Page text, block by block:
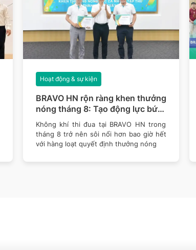
BRAVO HN rộn ràng khen thưởng
nóng tháng 8: Tạo động lực bứt
phá mục tiêu năm 2026
Hoạt động & sự kiện
Không khí thi đua tại BRAVO HN trong
tháng 8 trở nên sôi nổi hơn bao giờ hết
với hàng loạt quyết định thưởng nóng